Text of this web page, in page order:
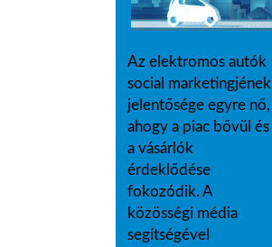
Az elektromos autók
social marketingjének
jelentősége egyre nő,
ahogy a piac bővül és
a vásárlók
érdeklődése
fokozódik. A
közösségi média
segítségével